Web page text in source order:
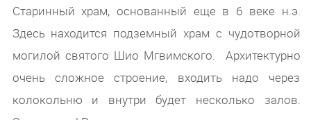
Старинный храм, основанный еще в 6 веке н.э.
Здесь находится подземный храм с чудотворной
могилой святого Шио Мгвимского. Архитектурно
очень сложное строение, входить надо через
колокольню и внутри будет несколько залов.